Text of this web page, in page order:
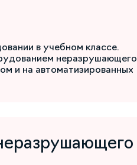
в учебном классе.
неразрушающего
и на автоматизированных